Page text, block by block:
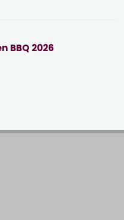
BBQ 2026